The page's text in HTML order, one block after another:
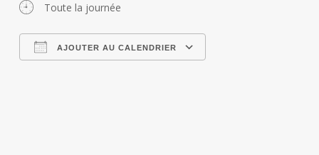
Toute la journée
AJOUTER AU CALENDRIER